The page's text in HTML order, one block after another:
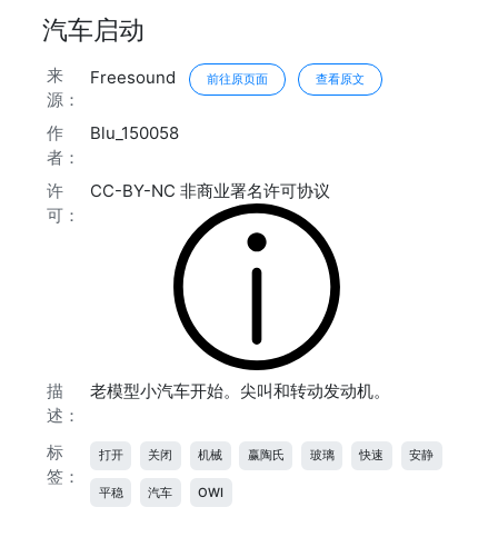
汽车启动
来
源：
Freesound 前往原页面 查看原文
作
者：
Blu_150058
许
可：
CC-BY-NC 非商业署名许可协议
描
述：
老模型小汽车开始。尖叫和转动发动机。
标
签：
打开 关闭 机械 赢陶氏 玻璃 快速 安静
平稳 汽车 OWI